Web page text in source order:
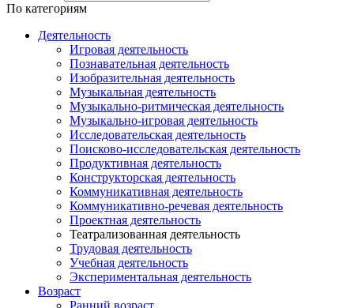
По категориям
Деятельность
Игровая деятельность
Познавательная деятельность
Изобразительная деятельность
Музыкальная деятельность
Музыкально-ритмическая деятельность
Музыкально-игровая деятельность
Исследовательская деятельность
Поисково-исследовательская деятельность
Продуктивная деятельность
Конструкторская деятельность
Коммуникативная деятельность
Коммуникативно-речевая деятельность
Проектная деятельность
Театрализованная деятельность
Трудовая деятельность
Учебная деятельность
Экспериментальная деятельность
Возраст
Ранний возраст